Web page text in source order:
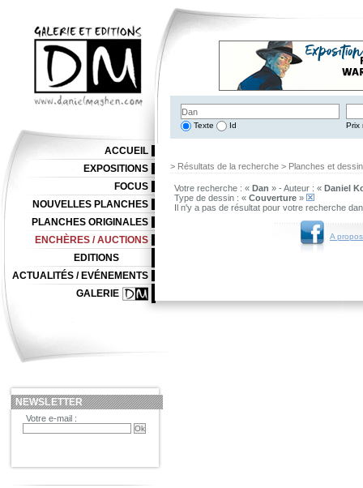
Texte Id Prix
> Résultats de la recherche > Planches et
Votre recherche : « Dan » - Auteur : « Daniel
Type de dessin : « Couverture »
Il n'y a pas de résultat pour votre recherche
A
ACCUEIL
EXPOSITIONS
FOCUS
NOUVELLES PLANCHES
PLANCHES ORIGINALES
ENCHÈRES / AUCTIONS
EDITIONS
ACTUALITÉS / EVÉNEMENTS
GALERIE
NEWSLETTER
Votre e-mail :